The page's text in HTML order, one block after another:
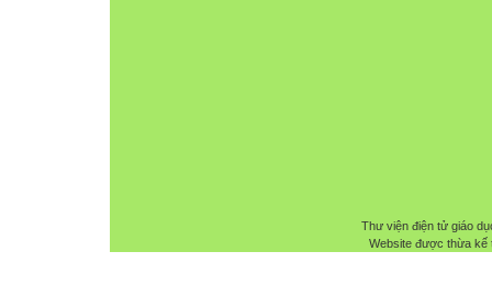
Thư viện điện tử giáo
Website được thừa